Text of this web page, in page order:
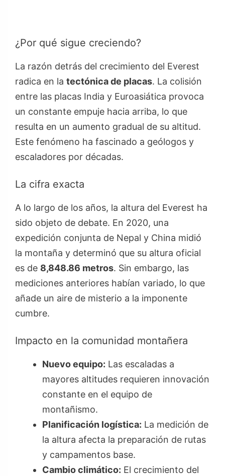
¿Por qué sigue creciendo?
La razón detrás del crecimiento del Everest
radica en la tectónica de placas. La colisión
entre las placas India y Euroasiática provoca
un constante empuje hacia arriba, lo que
resulta en un aumento gradual de su altitud.
Este fenómeno ha fascinado a geólogos y
escaladores por décadas.
La cifra exacta
A lo largo de los años, la altura del Everest ha
sido objeto de debate. En 2020, una
expedición conjunta de Nepal y China midió
la montaña y determinó que su altura oficial
es de 8,848.86 metros. Sin embargo, las
mediciones anteriores habían variado, lo que
añade un aire de misterio a la imponente
cumbre.
Impacto en la comunidad montañera
Nuevo equipo: Las escaladas a
mayores altitudes requieren innovación
constante en el equipo de
montañismo.
Planificación logística: La medición de
la altura afecta la preparación de rutas
y campamentos base.
Cambio climático: El crecimiento del